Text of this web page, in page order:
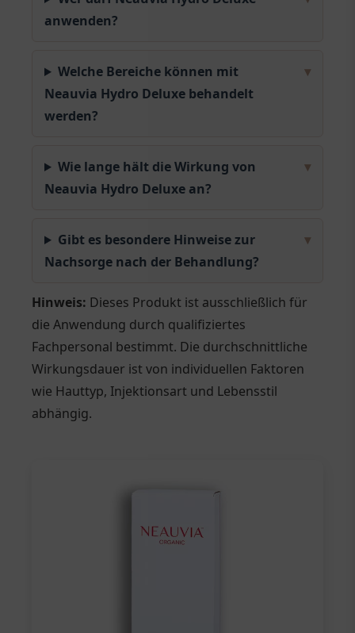
anwenden?
▾
Welche Bereiche können mit
Neauvia Hydro Deluxe behandelt
werden?
▾
Wie lange hält die Wirkung von
Neauvia Hydro Deluxe an?
▾
Gibt es besondere Hinweise zur
Nachsorge nach der Behandlung?
Hinweis: Dieses Produkt ist ausschließlich für
die Anwendung durch qualifiziertes
Fachpersonal bestimmt. Die durchschnittliche
Wirkungsdauer ist von individuellen Faktoren
wie Hauttyp, Injektionsart und Lebensstil
abhängig.